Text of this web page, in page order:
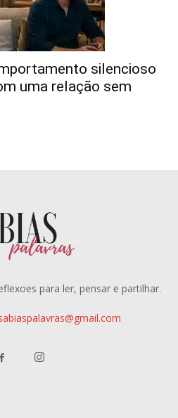
silencioso
uma relação sem
para ler, pensar e partilhar.